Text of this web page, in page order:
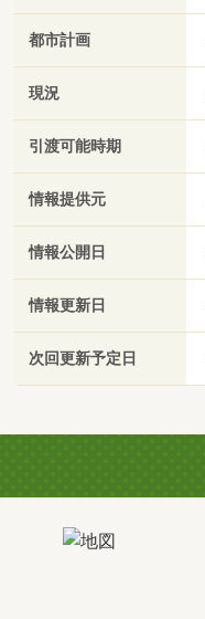
都市計画
現況
引渡可能時期
情報提供元
情報公開日
情報更新日
次回更新予定日